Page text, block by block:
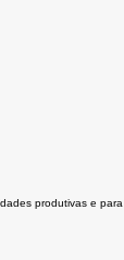
produtivas e